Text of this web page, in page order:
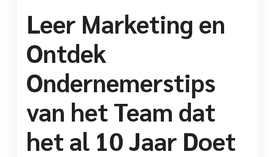
Leer Marketing en
Ontdek
Ondernemerstips
van het Team dat
het al 10 Jaar Doet